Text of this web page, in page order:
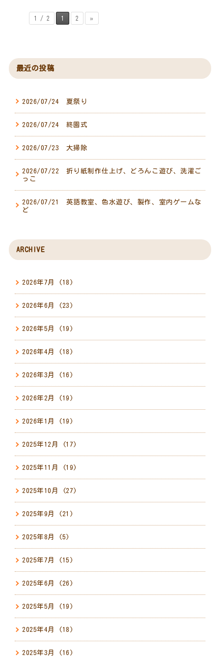
1 / 2 1 2 »
最近の投稿
2026/07/24 夏祭り
2026/07/24 終園式
2026/07/23 大掃除
2026/07/22 折り紙制作仕上げ、どろんこ遊び、洗濯ご
っこ
2026/07/21 英語教室、色水遊び、製作、室内ゲームな
ど
ARCHIVE
2026年7月 (18)
2026年6月 (23)
2026年5月 (19)
2026年4月 (18)
2026年3月 (16)
2026年2月 (19)
2026年1月 (19)
2025年12月 (17)
2025年11月 (19)
2025年10月 (27)
2025年9月 (21)
2025年8月 (5)
2025年7月 (15)
2025年6月 (26)
2025年5月 (19)
2025年4月 (18)
2025年3月 (16)